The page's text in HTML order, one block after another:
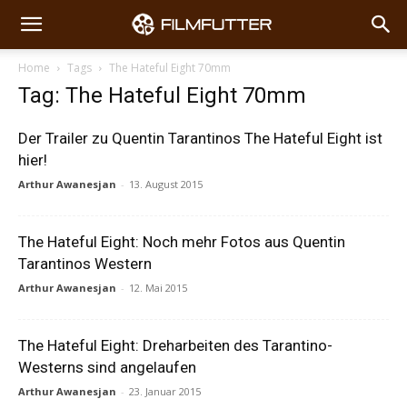
Home Tags The Hateful Eight 70mm
Tag: The Hateful Eight 70mm
Der Trailer zu Quentin Tarantinos The Hateful Eight ist
hier!
Arthur Awanesjan - 13. August 2015
The Hateful Eight: Noch mehr Fotos aus Quentin
Tarantinos Western
Arthur Awanesjan - 12. Mai 2015
The Hateful Eight: Dreharbeiten des Tarantino-
Westerns sind angelaufen
Arthur Awanesjan - 23. Januar 2015